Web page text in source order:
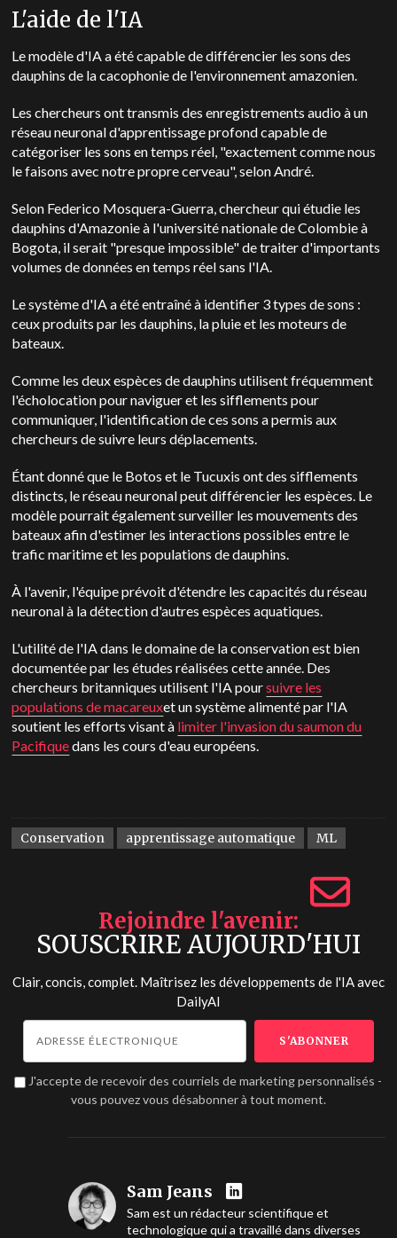
L'aide de l'IA
Le modèle d'IA a été capable de différencier les sons des
dauphins de la cacophonie de l'environnement amazonien.
Les chercheurs ont transmis des enregistrements audio à un
réseau neuronal d'apprentissage profond capable de
catégoriser les sons en temps réel, "exactement comme nous
le faisons avec notre propre cerveau", selon André.
Selon Federico Mosquera-Guerra, chercheur qui étudie les
dauphins d'Amazonie à l'université nationale de Colombie à
Bogota, il serait "presque impossible" de traiter d'importants
volumes de données en temps réel sans l'IA.
Le système d'IA a été entraîné à identifier 3 types de sons :
ceux produits par les dauphins, la pluie et les moteurs de
bateaux.
Comme les deux espèces de dauphins utilisent fréquemment
l'écholocation pour naviguer et les sifflements pour
communiquer, l'identification de ces sons a permis aux
chercheurs de suivre leurs déplacements.
Étant donné que le Botos et le Tucuxis ont des sifflements
distincts, le réseau neuronal peut différencier les espèces. Le
modèle pourrait également surveiller les mouvements des
bateaux afin d'estimer les interactions possibles entre le
trafic maritime et les populations de dauphins.
À l'avenir, l'équipe prévoit d'étendre les capacités du réseau
neuronal à la détection d'autres espèces aquatiques.
L'utilité de l'IA dans le domaine de la conservation est bien
documentée par les études réalisées cette année. Des
chercheurs britanniques utilisent l'IA poursuivre les
populations de macareuxet un système alimenté par l'IA
soutient les efforts visant à limiter l'invasion du saumon du
Pacifiquedans les cours d'eau européens.
Conservation apprentissage automatique ML
Rejoindre l'avenir
SOUSCRIRE AUJOURD'HUI
Clair, concis, complet. Maîtrisez les développements de l'IA avec
DailyAI
J'accepte de recevoir des courriels de marketing personnalisés -
vous pouvez vous désabonner à tout moment.
Sam Jeans
Sam est un rédacteur scientifique et
technologique qui a travaillé dans diverses